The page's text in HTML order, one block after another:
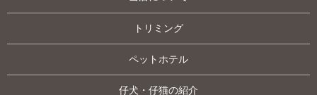
トリミング
ペットホテル
仔犬・仔猫の紹介